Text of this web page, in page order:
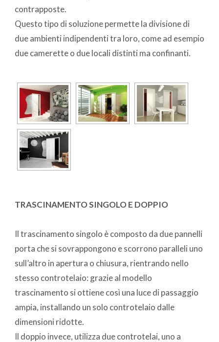
contrapposte.
Questo tipo di soluzione permette la divisione di
due ambienti indipendenti tra loro, come ad esempio
due camerette o due locali distinti ma confinanti.
TRASCINAMENTO SINGOLO E DOPPIO
Il trascinamento singolo è composto da due pannelli
porta che si sovrappongono e scorrono paralleli uno
sull’altro in apertura o chiusura, rientrando nello
stesso controtelaio: grazie al modello
trascinamento si ottiene così una luce di passaggio
ampia, installando un solo controtelaio dalle
dimensioni ridotte.
Il doppio invece, utilizza due controtelai, uno a